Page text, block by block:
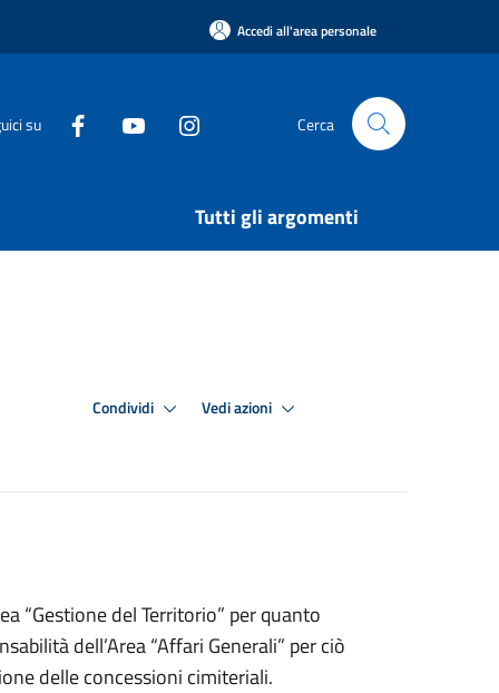
Accedi all'area personale
su Cerca
Tutti gli argomenti
Condividi Vedi azioni
“Gestione del Territorio” per quanto
dell’Area “Affari Generali” per ciò
delle concessioni cimiteriali.